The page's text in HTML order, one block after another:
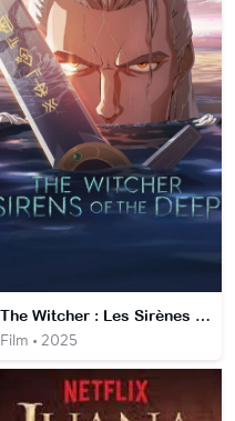
The Witcher : Les Sirènes des abysses
Film • 2025